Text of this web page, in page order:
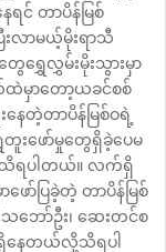
င် တာပိန်မြစ်
းလာမယ့်မိုးရာသီ
ရွှေလွှမ်းမိုးသွားမှာ
ထဲမှာတော့ယခင်စစ်
တဲ့တာပိန်မြစ်ဝရဲ့
ဖော်မှုတွေရှိခဲ့ပေမ
သိရပါတယ်။ လက်ရှိ
ာ်ပြခဲ့တဲ့ တာပိန်မြစ်
သဘော်ဦး၊ ဆေးတင်စ
နေတယ်လို့သိရပါ